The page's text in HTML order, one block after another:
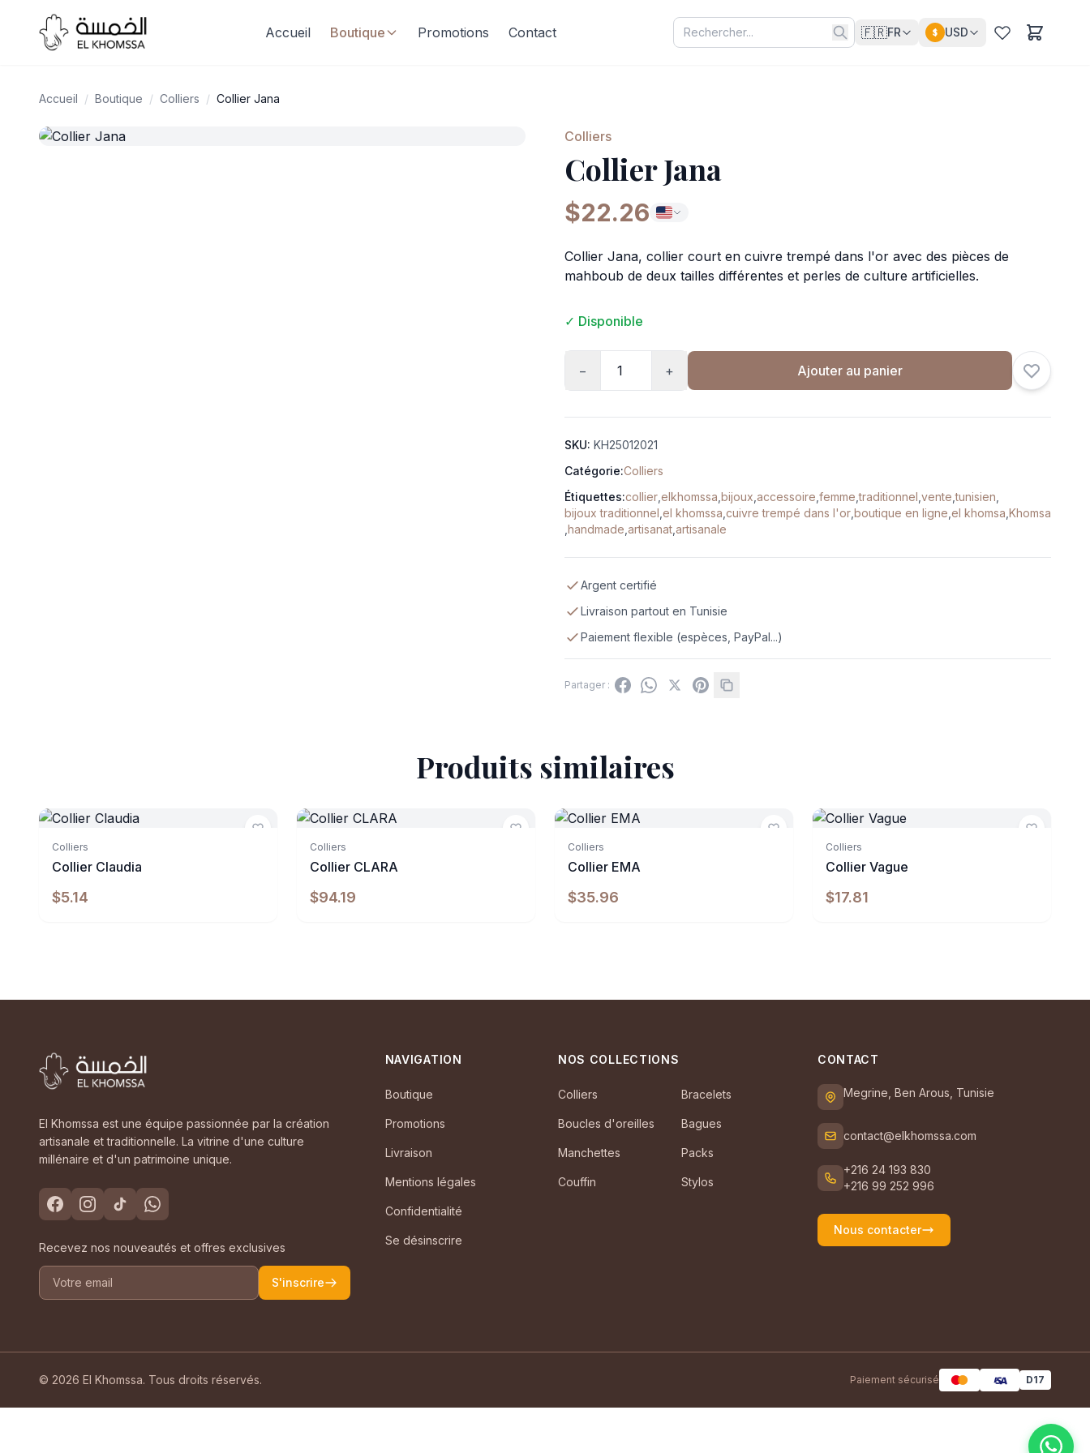
Accueil Boutique Promotions Contact 🇫🇷FR $ USD
Accueil / Boutique / Colliers / Collier Jana
Colliers
Collier Jana
$22.26
Collier Jana, collier court en cuivre trempé dans l'or avec des pièces de
mahboub de deux tailles différentes et perles de culture artificielles.
✓ Disponible
− + Ajouter au panier
SKU: KH25012021
Catégorie:Colliers
Étiquettes:collier elkhomssa bijoux accessoire femme ,traditionnel vente ,tunisien
bijoux traditionnel el khomssa cuivre trempé dans l'or boutique en ligne el khomsa Khomsa
handmade artisanat artisanale
Argent certifié
Livraison partout en Tunisie
Paiement flexible (espèces, PayPal...)
Partager :
Produits similaires
Colliers
Collier Claudia
$5.14
Colliers
Collier CLARA
$94.19
Colliers
Collier EMA
$35.96
Colliers
Collier Vague
$17.81
El Khomssa est une équipe passionnée par la création
artisanale et traditionnelle. La vitrine d'une culture
millénaire et d'un patrimoine unique.
Recevez nos nouveautés et offres exclusives
S'inscrire
NAVIGATION
Boutique
Promotions
Livraison
Mentions légales
Confidentialité
Se désinscrire
NOS COLLECTIONS
Colliers Bracelets
Boucles d'oreilles Bagues
Manchettes Packs
Couffin Stylos
CONTACT
Megrine, Ben Arous, Tunisie
contact@elkhomssa.com
+216 24 193 830
+216 99 252 996
Nous contacter
© 2026 El Khomssa. Tous droits réservés. Paiement sécurisé D17